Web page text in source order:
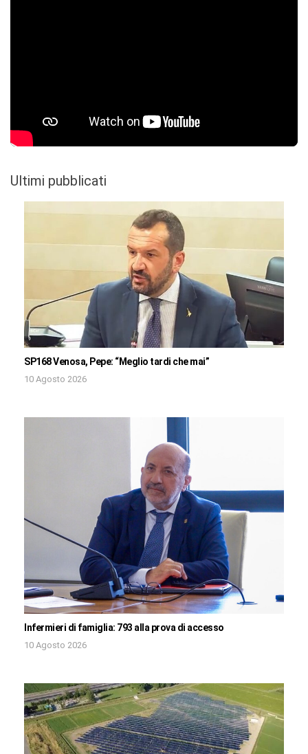
Ultimi pubblicati
SP168 Venosa, Pepe: “Meglio tardi che mai”
10 Agosto 2026
Infermieri di famiglia: 793 alla prova di accesso
10 Agosto 2026